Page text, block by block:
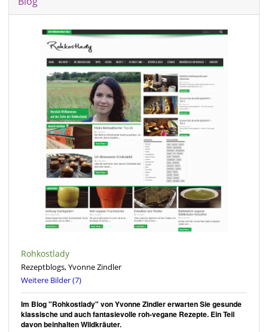
Rohkostlady
Rezeptblogs, Yvonne Zindler
Weitere Bilder (7)
Im Blog "Rohkostlady" von Yvonne Zindler erwarten Sie gesunde
klassische und auch fantasievolle roh-vegane Rezepte. Ein Teil
davon beinhalten Wildkräuter.